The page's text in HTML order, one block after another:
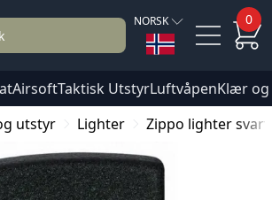
NORSK 0
AirsoftTaktisk UtstyrLuftvåpenKlær
utstyr Lighter Zippo lighter